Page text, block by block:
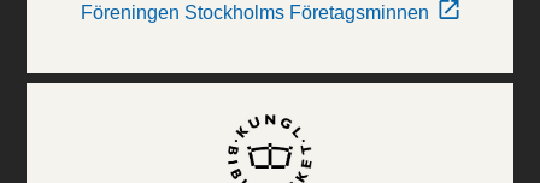
Föreningen Stockholms Företagsminnen